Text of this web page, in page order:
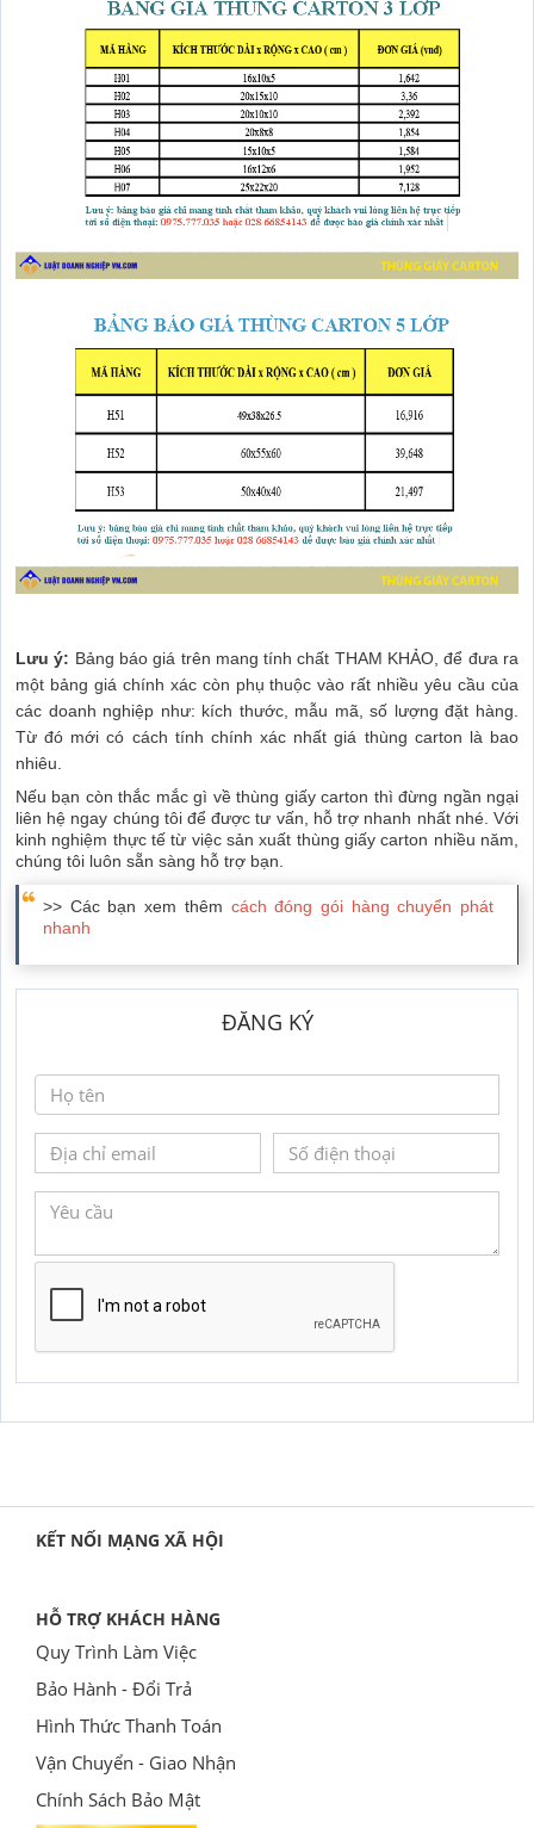
Lưu ý: Bảng báo giá trên mang tính chất THAM KHẢO, để đưa ra
một bảng giá chính xác còn phụ thuộc vào rất nhiều yêu cầu của
các doanh nghiệp như: kích thước, mẫu mã, số lượng đặt hàng.
Từ đó mới có cách tính chính xác nhất giá thùng carton là bao
nhiêu.
Nếu bạn còn thắc mắc gì về thùng giấy carton thì đừng ngần ngại
liên hệ ngay chúng tôi để được tư vấn, hỗ trợ nhanh nhất nhé. Với
kinh nghiệm thực tế từ việc sản xuất thùng giấy carton nhiều năm,
chúng tôi luôn sẵn sàng hỗ trợ bạn.
>> Các bạn xem thêm cách đóng gói hàng chuyển phát
nhanh
ĐĂNG KÝ
GỬI YÊU CẦU
KẾT NỐI MẠNG XÃ HỘI
HỖ TRỢ KHÁCH HÀNG
Quy Trình Làm Việc
Bảo Hành - Đổi Trả
Hình Thức Thanh Toán
Vận Chuyển - Giao Nhận
Chính Sách Bảo Mật